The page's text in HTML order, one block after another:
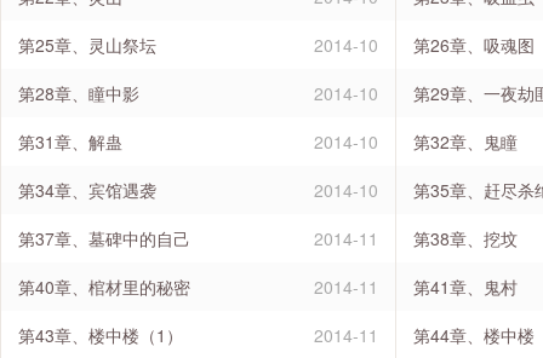
第25章、灵山祭坛
2014-10
第26章、吸魂图
第28章、瞳中影
2014-10
第29章、一夜劫
第31章、解蛊
2014-10
第32章、鬼瞳
第34章、宾馆遇袭
2014-10
第35章、赶尽杀
第37章、墓碑中的自己
2014-11
第38章、挖坟
第40章、棺材里的秘密
2014-11
第41章、鬼村
第43章、楼中楼（1）
2014-11
第44章、楼中楼